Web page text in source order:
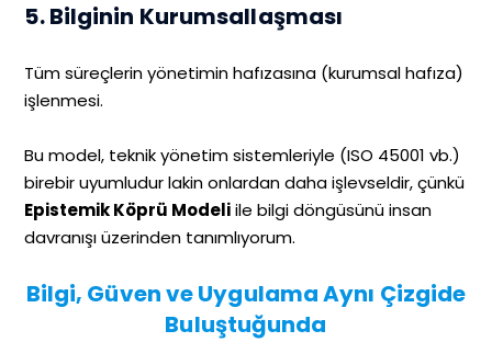
5. Bilginin Kurumsallaşması
Tüm süreçlerin yönetimin hafızasına (kurumsal hafıza)
işlenmesi.
Bu model, teknik yönetim sistemleriyle (ISO 45001 vb.)
birebir uyumludur lakin onlardan daha işlevseldir, çünkü
Epistemik Köprü Modeliile bilgi döngüsünü insan
davranışı üzerinden tanımlıyorum.
Bilgi, Güven ve Uygulama Aynı Çizgide
Buluştuğunda